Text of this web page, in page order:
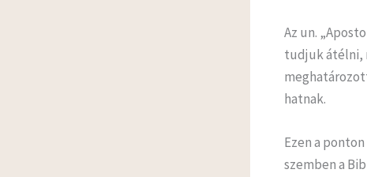
Az un.
tudjuk átélni,
hatnak.
Ezen a
szemben a